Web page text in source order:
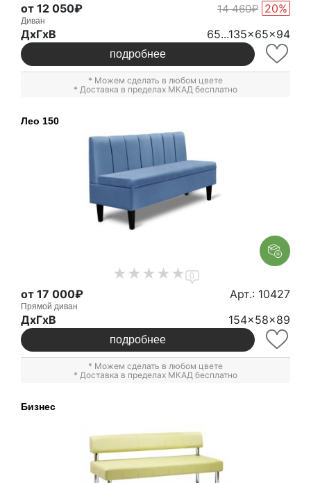
от 12 050₽ 14 460₽ 20%
Диван
ДxГxВ 65...135x65x94
подробнее
* Можем сделать в любом цвете
* Доставка в пределах МКАД бесплатно
Лео 150
0
от 17 000₽ Арт.: 10427
Прямой диван
ДxГxВ 154x58x89
подробнее
* Можем сделать в любом цвете
* Доставка в пределах МКАД бесплатно
Бизнес